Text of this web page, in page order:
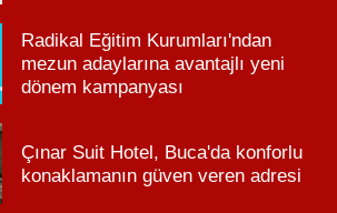
Radikal Eğitim Kurumları'ndan
mezun adaylarına avantajlı yeni
dönem kampanyası
Çınar Suit Hotel, Buca'da konforlu
konaklamanın güven veren adresi